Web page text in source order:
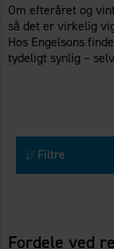
Om efteråret og
så det er virkelig
Hos Engelsons
tydeligt synlig –
Filtre
Fordele ved